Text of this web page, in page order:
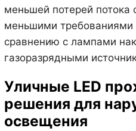
меньшей потерей потока
меньшими
сравнению с лампами
газоразрядными
Уличные LED
решения для
освещения